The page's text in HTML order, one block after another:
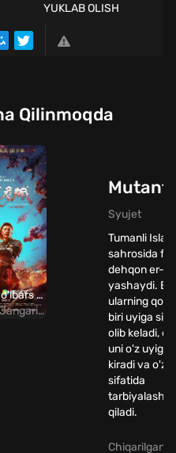
YUKLAB OLISH
Qilinmoqda
Vaxshiy yo'lbars / Yo'lbars mutant Uzbek Tilida
Tarjima / Jangari / Qo'rqinchili
Mutant
Syujet
Tumanli
sahrosida
dehqon er-
yashaydi. Bir
ularning
biri uyiga
olib keladi,
uni o'z uyiga
kiradi va o'z
sifatida
qiladi.
Chiqarilgan